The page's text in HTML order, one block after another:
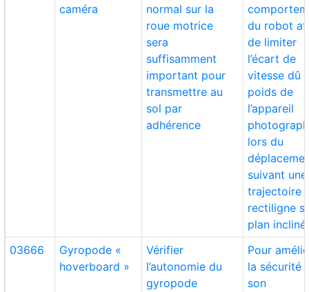
caméra
normal sur la
roue motrice
sera
suffisamment
important pour
transmettre au
sol par
adhérence
du robot
de limiter
l’écart de
vitesse dû
poids de
l’appareil
lors du
suivant une
trajectoire
rectiligne
plan incliné
03666
Gyropode «
hoverboard »
Vérifier
l’autonomie du
gyropode
Pour
la sécurité
son